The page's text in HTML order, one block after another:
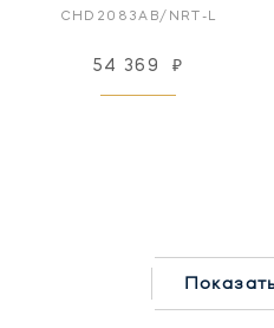
CHD2083AB/NRT-L
54 369 ₽